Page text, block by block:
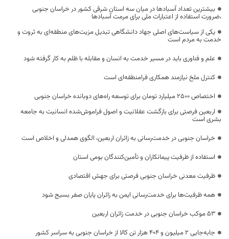
بیشترین تعداد آسبادها در میان سه استان شرقی کشور در خراسان جنوبی
،ضرورت استفاده از اعتبارات ملی برای مرمت آسبادها
یکی از سیاست‌های اصلی جهاد دانشگاهی تبدیل مزیت‌های منطقه‌ای به ثروت و
خدمت به مردم است
علم و فناوری باید در مسیر خدمت به انسان و مقابله با ظلم به کار گرفته شود
کنترل ملخ نیازمند همکاری فرامنطقه‌ای است
اختصاص 2500 میلیارد تومان برای توسعه راه‌های دوبانده خراسان جنوبی
اربعین فرصتی برای بازگشت عقلانیت و اصول فراموش‌شده انسانیت به جامعه
بشری است
خراسان جنوبی در خدمت‌رسانی به زائران اربعین، الگوی همدلی و اخلاص است
استفاده از ظرفیت پیمانکاران و تأمین‌کنندگان بومی استان
ظرفیت معدنی خراسان جنوبی فرصتی برای جهش اقتصادی
همه ظرفیت‌ها برای خدمت‌رسانی ایمن به زائران پایان صفر بسیج شود
53 موکب خراسان جنوبی در خدمت زائران اربعین
جابه‌جایی 2 میلیون و 404 هزار تن کالا از خراسان جنوبی به سراسر کشور